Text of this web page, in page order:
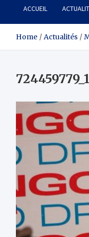
ACCUEIL
Home Actualités